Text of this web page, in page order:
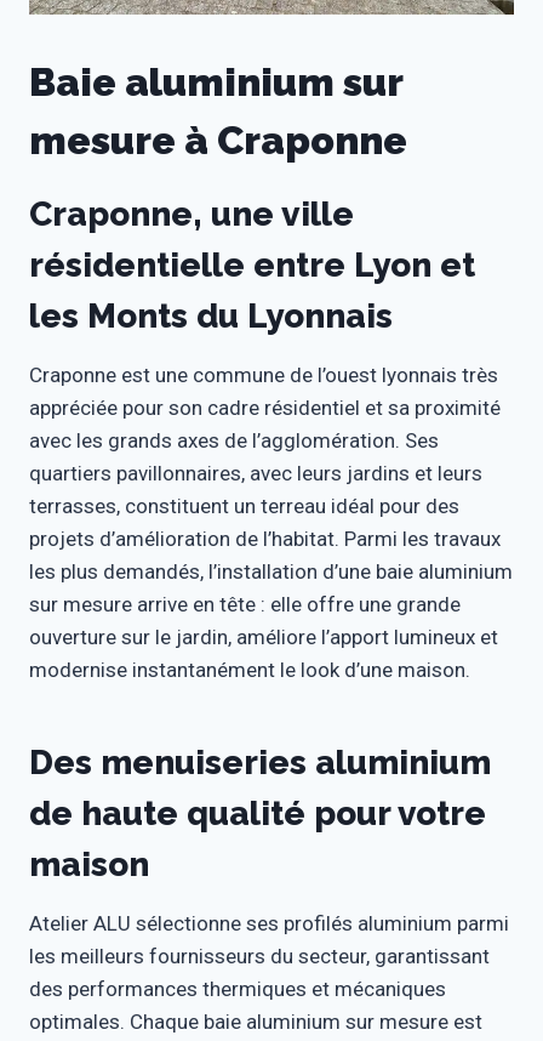
Baie aluminium sur
mesure à Craponne
Craponne, une ville
résidentielle entre Lyon et
les Monts du Lyonnais
Craponne est une commune de l’ouest lyonnais très
appréciée pour son cadre résidentiel et sa proximité
avec les grands axes de l’agglomération. Ses
quartiers pavillonnaires, avec leurs jardins et leurs
terrasses, constituent un terreau idéal pour des
projets d’amélioration de l’habitat. Parmi les travaux
les plus demandés, l’installation d’une baie aluminium
sur mesure arrive en tête : elle offre une grande
ouverture sur le jardin, améliore l’apport lumineux et
modernise instantanément le look d’une maison.
Des menuiseries aluminium
de haute qualité pour votre
maison
Atelier ALU sélectionne ses profilés aluminium parmi
les meilleurs fournisseurs du secteur, garantissant
des performances thermiques et mécaniques
optimales. Chaque baie aluminium sur mesure est